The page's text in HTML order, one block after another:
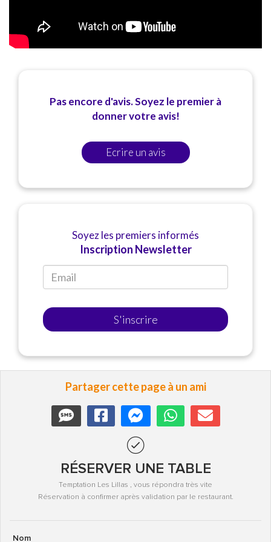
Pas encore d'avis. Soyez le premier à
donner votre avis!
Ecrire un avis
Soyez les premiers informés
Inscription Newsletter
S'inscrire
Partager cette page à un ami
RÉSERVER UNE TABLE
Temptation Les Lillas , vous répondra très vite
Réservation à confirmer après validation par le restaurant.
Nom